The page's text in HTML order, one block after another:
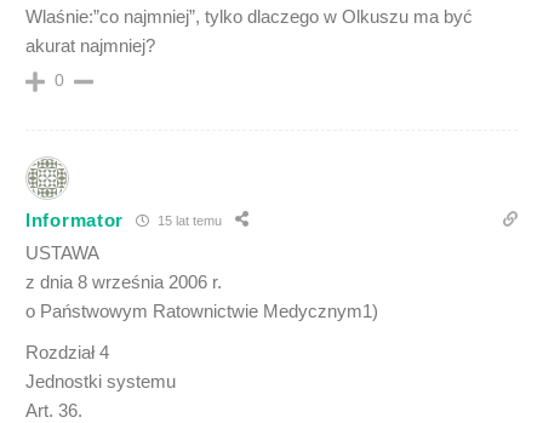
Wlaśnie:”co najmniej”, tylko dlaczego w Olkuszu ma być
akurat najmniej?
0
Informator 15 lat temu
USTAWA
z dnia 8 września 2006 r.
o Państwowym Ratownictwie Medycznym1)
Rozdział 4
Jednostki systemu
Art. 36.